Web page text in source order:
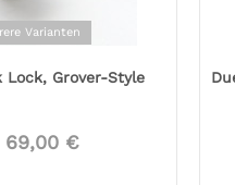
Varianten
Lock, Grover-Style
69,00 €